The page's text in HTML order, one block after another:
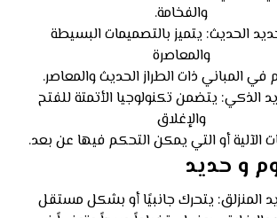
والفخامة.
الحديث: يتميز بالتصميمات البسيطة
والمعاصرة
المباني ذات الطراز الحديث والمعاصر.
الذكي: يتضمن تكنولوجيا الأتمتة للفتح
والإغلاق
الآلية أو التي يمكن التحكم فيها عن بعد.
و حديد
المنزلق: يتحرك جانبيًا أو بشكل مستقل